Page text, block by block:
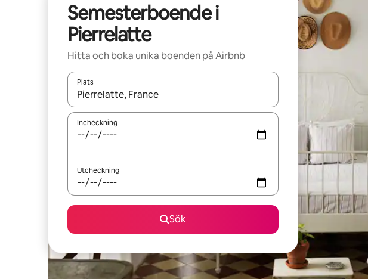
Semesterboende i
Pierrelatte
Hitta och boka unika boenden på Airbnb
Plats
När resultaten är tillgängliga kan du navigera med upp- och nedåtpilarna
Incheckning
Utcheckning
Sök